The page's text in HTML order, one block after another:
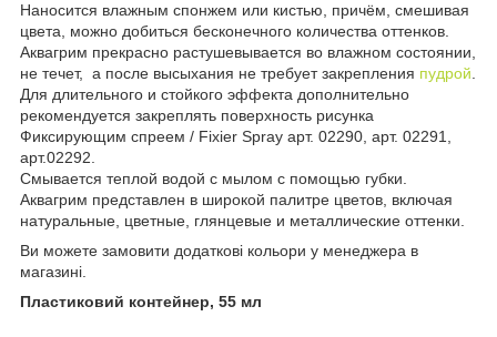
Наносится влажным спонжем или кистью, причём, смешивая
цвета, можно добиться бесконечного количества оттенков.
Аквагрим прекрасно растушевывается во влажном состоянии,
не течет, а после высыхания не требует закрепления пудрой.
Для длительного и стойкого эффекта дополнительно
рекомендуется закреплять поверхность рисунка
Фиксирующим спреем / Fixier Spray арт. 02290, арт. 02291,
арт.02292.
Смывается теплой водой с мылом с помощью губки.
Аквагрим представлен в широкой палитре цветов, включая
натуральные, цветные, глянцевые и металлические оттенки.
Ви можете замовити додаткові кольори у менеджера в
магазині.
Пластиковий контейнер, 55 мл